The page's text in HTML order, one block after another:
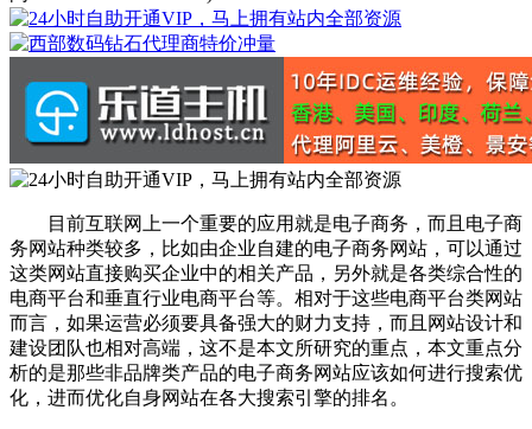
目前互联网上一个重要的应用就是电子商务，而且电子商
务网站种类较多，比如由企业自建的电子商务网站，可以通过
这类网站直接购买企业中的相关产品，另外就是各类综合性的
电商平台和垂直行业电商平台等。相对于这些电商平台类网站
而言，如果运营必须要具备强大的财力支持，而且网站设计和
建设团队也相对高端，这不是本文所研究的重点，本文重点分
析的是那些非品牌类产品的电子商务网站应该如何进行搜索优
化，进而优化自身网站在各大搜索引擎的排名。